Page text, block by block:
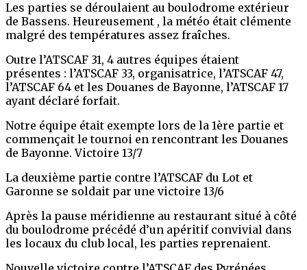
Les parties se déroulaient au boulodrome extérieur
de Bassens. Heureusement , la météo était clémente
malgré des températures assez fraîches.
Outre l’ATSCAF 31, 4 autres équipes étaient
présentes : l’ATSCAF 33, organisatrice, l’ATSCAF 47,
l’ATSCAF 64 et les Douanes de Bayonne, l’ATSCAF 17
ayant déclaré forfait.
Notre équipe était exempte lors de la 1ère partie et
commençait le tournoi en rencontrant les Douanes
de Bayonne. Victoire 13/7
La deuxième partie contre l’ATSCAF du Lot et
Garonne se soldait par une victoire 13/6
Après la pause méridienne au restaurant situé à côté
du boulodrome précédé d’un apéritif convivial dans
les locaux du club local, les parties reprenaient.